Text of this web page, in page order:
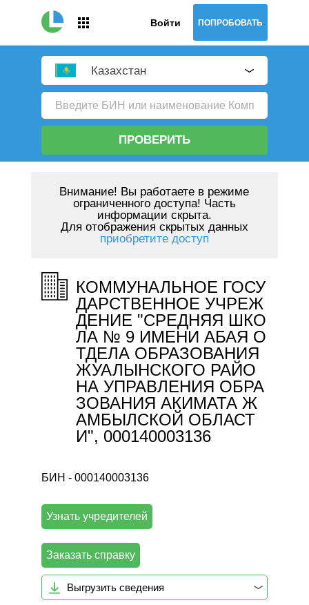
Войти ПОПРОБОВАТЬ
Казахстан
ПРОВЕРИТЬ
Внимание! Вы работаете в режиме
ограниченного доступа! Часть
информации скрыта.
Для отображения скрытых данных
приобретите доступ
КОММУНАЛЬНОЕ ГОСУ
ДАРСТВЕННОЕ УЧРЕЖ
ДЕНИЕ "СРЕДНЯЯ ШКО
ЛА № 9 ИМЕНИ АБАЯ О
ТДЕЛА ОБРАЗОВАНИЯ
ЖУАЛЫНСКОГО РАЙО
НА УПРАВЛЕНИЯ ОБРА
ЗОВАНИЯ АКИМАТА Ж
АМБЫЛСКОЙ ОБЛАСТ
И", 000140003136
БИН - 000140003136
Узнать учредителей
Заказать справку
Выгрузить сведения